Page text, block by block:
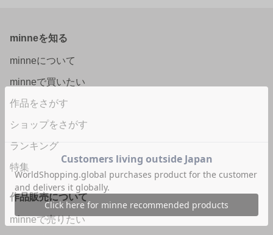
minneを知る
minneについて
minneで買いたい
作品をさがす
ショップをさがす
ランキング
特集
作品販売について
minneで売りたい